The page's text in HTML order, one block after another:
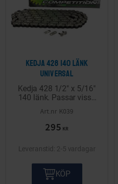
Kedja 428 140 länk
Universal
Kedja 428 1/2" x 5/16"
140 länk. Passar vissa
lättviktare och MC.
K039
295 KR
2-5 vardagar
KÖP